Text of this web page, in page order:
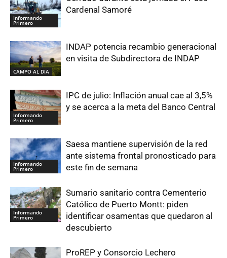
Informando
Primero
Cardenal Samoré
CAMPO AL DIA
INDAP potencia recambio generacional
en visita de Subdirectora de INDAP
Informando
Primero
IPC de julio: Inflación anual cae al 3,5%
y se acerca a la meta del Banco Central
Informando
Primero
Saesa mantiene supervisión de la red
ante sistema frontal pronosticado para
este fin de semana
Informando
Primero
Sumario sanitario contra Cementerio
Católico de Puerto Montt: piden
identificar osamentas que quedaron al
descubierto
ProREP y Consorcio Lechero